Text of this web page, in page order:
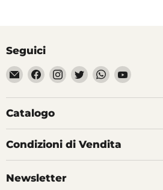
Seguici
Email
Divertilandia.it
Trovaci
su
Facebook
Trovaci
su
Instagram
Trovaci
su
Twitter
Trovaci
su
WhatsApp
Trovaci
YouTube
Catalogo
Condizioni di Vendita
Newsletter